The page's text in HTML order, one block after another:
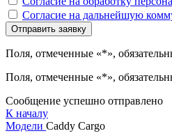
Согласие на дальнейшую
Поля, отмеченные «*»,
Поля, отмеченные «*»,
Сообщение успешно отправлено
К началу
Модели Caddy Cargo